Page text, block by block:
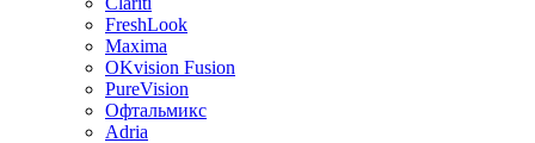
FreshLook
Maxima
OKvision Fusion
PureVision
Офтальмикс
Adria